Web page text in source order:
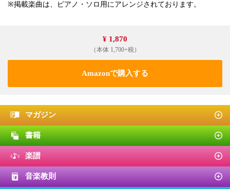
※掲載楽曲は、ピアノ・ソロ用にアレンジされております。
¥ 1,870
（本体 1,700+税）
Amazonで購入する
マガジン
書籍
楽譜
音楽教則